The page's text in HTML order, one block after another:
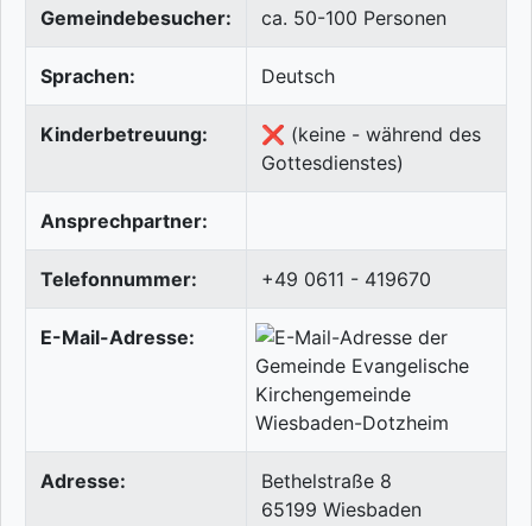
Gemeindebesucher: ca. 50-100 Personen
Sprachen: Deutsch
Kinderbetreuung:
❌ (keine - während des
Gottesdienstes)
Ansprechpartner:
Telefonnummer: +49 0611 - 419670
E-Mail-Adresse:
Adresse:
Bethelstraße 8
65199 Wiesbaden